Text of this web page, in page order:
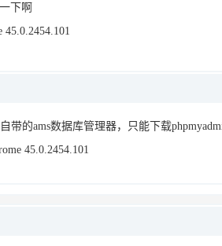
下啊
45.0.2454.101
带的ams数据库管理器，只能下载
45.0.2454.101